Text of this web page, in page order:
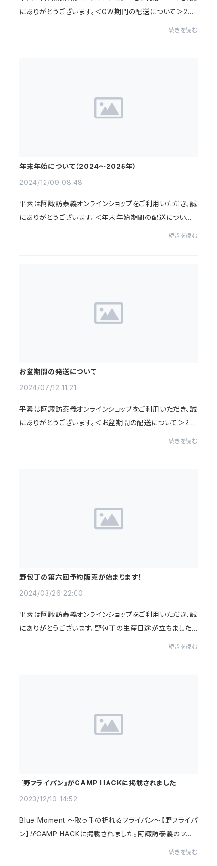
にありがとうございます。＜GW期間の配送について＞202
続きを読む
年末年始について（2024～2025年）
2024/12/09 08:48
平素は阿諏訪泰義オンラインショップをご利用いただき、誠
にありがとうございます。＜年末年始期間の配送について
続きを読む
お盆期間の発送について
2024/07/12 11:21
平素は阿諏訪泰義オンラインショップをご利用いただき、誠
にありがとうございます。＜お盆期間の配送について＞20
続きを読む
野包丁の第六回予約販売が始まります！
2024/03/26 22:00
平素は阿諏訪泰義オンラインショップをご利用いただき、誠
にありがとうございます。野包丁の生産目途が立ちました
ので、下記日程より予約販売を致します。予約開始日：202
続きを読む
『野フライパン』がCAMP HACKに掲載されました
2023/12/19 14:52
Blue Moment 〜取っ手の折れるフライパン〜【野フライパ
ン】がCAMP HACKに掲載されました。阿諏訪泰義のフラ
続きを読む